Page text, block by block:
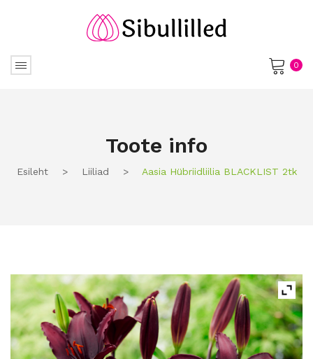
0
Toote info
Esileht > Liiliad > Aasia Hübriidliilia BLACKLIST 2tk